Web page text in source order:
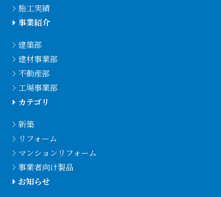
施工実績
事業紹介
建築部
建材事業部
不動産部
工場事業部
カテゴリ
新築
リフォーム
マンションリフォーム
事業者向け製品
お知らせ